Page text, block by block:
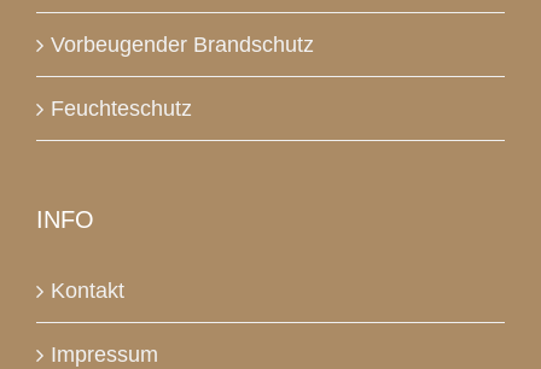
Vorbeugender Brandschutz
Feuchteschutz
INFO
Kontakt
Impressum